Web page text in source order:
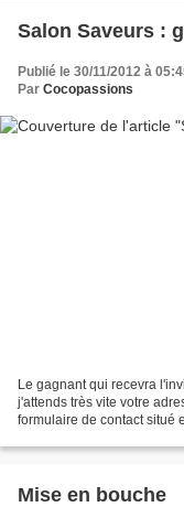
Salon Saveurs :
Publié le 30/11/2012 à
Par Cocopassions
Le gagnant qui recevra
j'attends très vite votre
formulaire de contact situé
Mise en bouche